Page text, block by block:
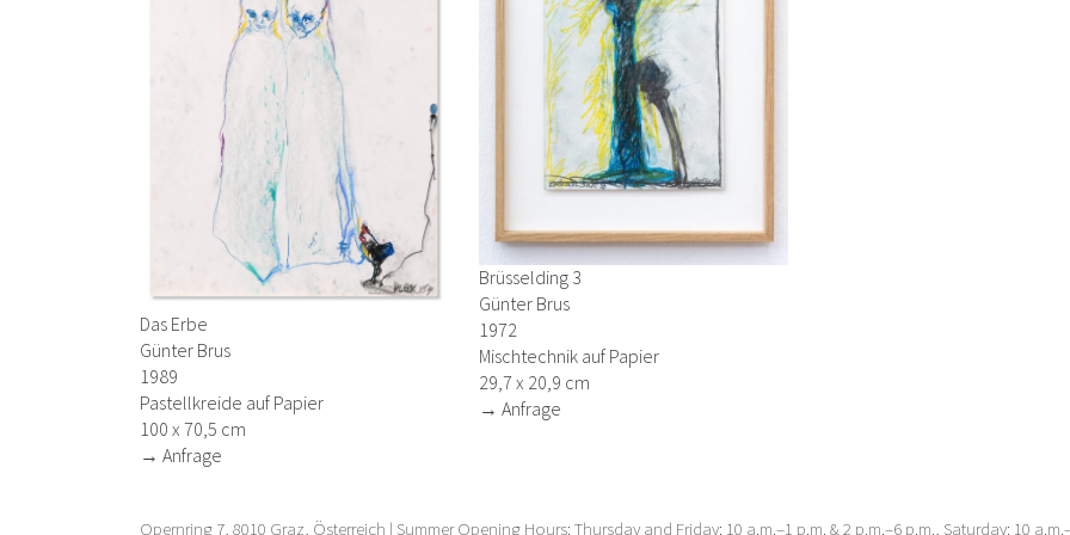
Das Erbe
Günter Brus
1989
Pastellkreide auf Papier
100 x 70,5 cm
→ Anfrage
Brüsselding 3
Günter Brus
1972
Mischtechnik auf Papier
29,7 x 20,9 cm
→ Anfrage
Opernring 7, 8010 Graz, Österreich | Summer Opening Hours: Thursday and Friday: 10 a.m.–1 p.m. & 2 p.m.–6 p.m., Saturday: 10